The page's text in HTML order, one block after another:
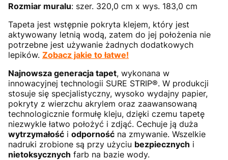
Rozmiar muralu: szer. 320,0 cm x wys. 183,0 cm
Tapeta jest wstępnie pokryta klejem, który jest
aktywowany letnią wodą, zatem do jej położenia nie
potrzebne jest używanie żadnych dodatkowych
lepików. Zobacz jakie to łatwe!
Najnowsza generacja tapet, wykonana w
innowacyjnej technologii SURE STRIP®. W produkcji
stosuje się specjalistyczny, wysoko wydajny papier,
pokryty z wierzchu akrylem oraz zaawansowaną
technologicznie formułę kleju, dzięki czemu tapetę
niezwykle łatwo położyć i zdjąć. Cechuje ją duża
wytrzymałość i odporność na zmywanie. Wszelkie
nadruki zrobione są przy użyciu bezpiecznych i
nietoksycznych farb na bazie wody.